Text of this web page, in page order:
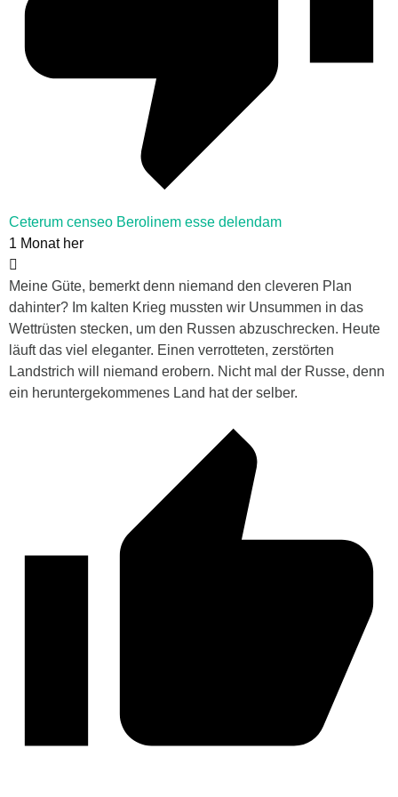
Ceterum censeo Berolinem esse delendam
1 Monat her
Meine Güte, bemerkt denn niemand den cleveren Plan
dahinter? Im kalten Krieg mussten wir Unsummen in das
Wettrüsten stecken, um den Russen abzuschrecken. Heute
läuft das viel eleganter. Einen verrotteten, zerstörten
Landstrich will niemand erobern. Nicht mal der Russe, denn
ein heruntergekommenes Land hat der selber.